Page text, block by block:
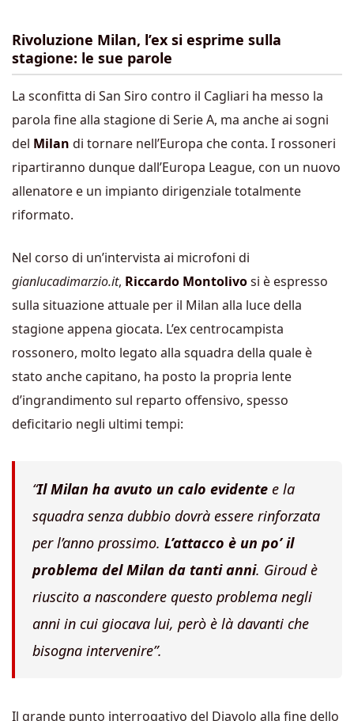
Rivoluzione Milan, l’ex si esprime sulla
stagione: le sue parole
La sconfitta di San Siro contro il Cagliari ha messo la
parola fine alla stagione di Serie A, ma anche ai sogni
del Milan di tornare nell’Europa che conta. I rossoneri
ripartiranno dunque dall’Europa League, con un nuovo
allenatore e un impianto dirigenziale totalmente
riformato.
Nel corso di un’intervista ai microfoni di
gianlucadimarzio.it, Riccardo Montolivosi è espresso
sulla situazione attuale per il Milan alla luce della
stagione appena giocata. L’ex centrocampista
rossonero, molto legato alla squadra della quale è
stato anche capitano, ha posto la propria lente
d’ingrandimento sul reparto offensivo, spesso
deficitario negli ultimi tempi:
“Il Milan ha avuto un calo evidente e la
squadra senza dubbio dovrà essere rinforzata
per l’anno prossimo. L’attacco è un po’ il
problema del Milan da tanti anni. Giroud è
riuscito a nascondere questo problema negli
anni in cui giocava lui, però è là davanti che
bisogna intervenire”.
Il grande punto interrogativo del Diavolo alla fine dello